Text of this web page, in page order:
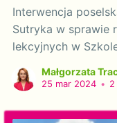
Interwencja
Sutryka w sprawie
lekcyjnych w Szkole
ustawy z dnia 9
zm.), zwracam
Małgorzata
25 mar 2024 • 2